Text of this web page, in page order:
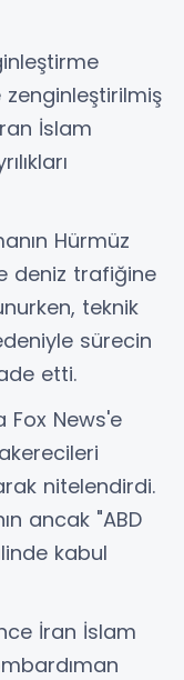
İslam
Hürmüz
deniz trafiğine
teknik
sürecin
etti.
Fox News'e
nitelendirdi.
ancak "ABD
kabul
İran İslam